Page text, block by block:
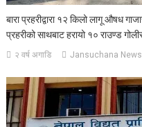
बारा प्रहरीद्वारा १२ किलो लागू औषध
प्रहरीको साथबाट हरायो १० राउण्ड
२ वर्ष अगाडि Jansuchana News